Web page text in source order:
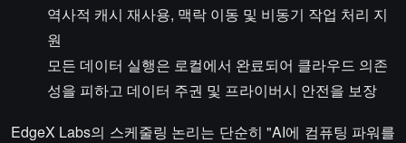
역사적 캐시 재사용, 맥락 이동 및 비동기 작업 처리 지
원
모든 데이터 실행은 로컬에서 완료되어 클라우드 의존
성을 피하고 데이터 주권 및 프라이버시 안전을 보장
EdgeX Labs의 스케줄링 논리는 단순히 "AI에 컴퓨팅 파워를